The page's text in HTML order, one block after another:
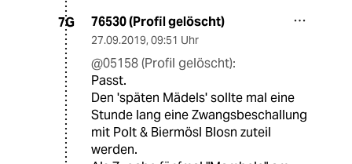
7G 76530 (Profil gelöscht)
27.09.2019, 09:51 Uhr
@05158 (Profil gelöscht):
Passt.
Den 'späten Mädels' sollte mal eine
Stunde lang eine Zwangsbeschallung
mit Polt & Biermösl Blosn zuteil
werden.